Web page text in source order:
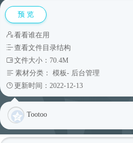
预 览
看看谁在用
查看文件目录结构
文件大小：70.4M
素材分类： 模板- 后台管理
更新时间：2022-12-13
Tootoo